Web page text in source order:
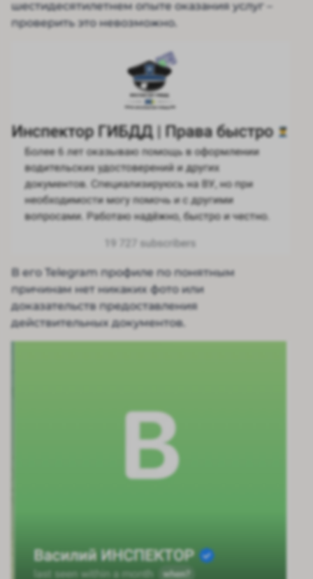
шестидесятилетнем опыте оказания услуг –
проверить это невозможно.
В его Telegram профиле по понятным
причинам нет никаких фото или
доказательств предоставления
действительных документов.